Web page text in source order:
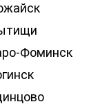
Фоминск